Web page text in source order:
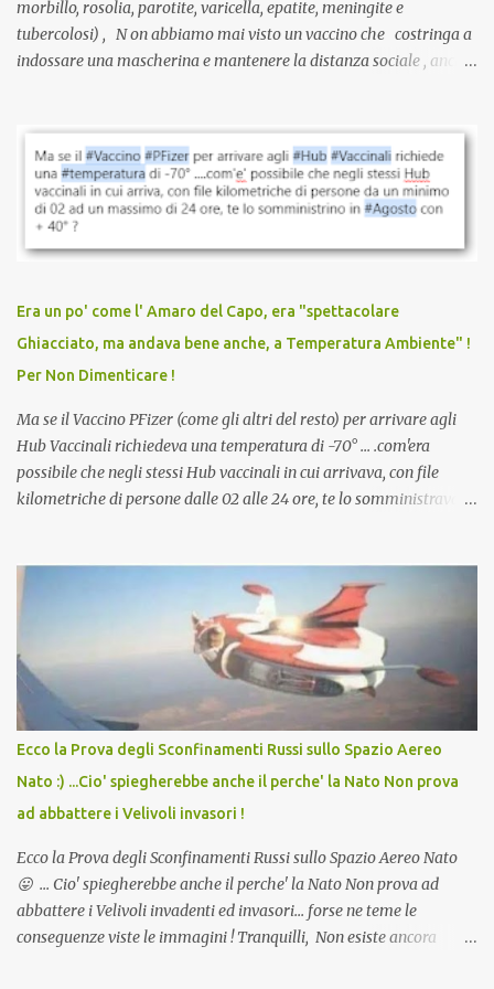
morbillo, rosolia, parotite, varicella, epatite, meningite e
tubercolosi) , N on abbiamo mai visto un vaccino che costringa a
indossare una mascherina e mantenere la distanza sociale , anche
vaccinazione. Non avevamo mai sentito parlare di ricompense,
sconti, incentivi per vaccinarsi. Non avevamo mai visto
discriminazioni per coloro che non l’hanno fatto. Se non sei stato
vaccinato, nessuno aveva prima cercato di farti sentire una
persona cattiva. Non avevamo mai visto un vaccino che minacci le
vaccino usato per minacciare i mezzi di sussistenza, il lavoro o la
scuola. Non avevamo mai visto un vaccino che permettesse a un
dodicenne di ignorare il consenso dei genitori. Dopo tutti i vaccini
che abbiamo elencato sopra...
Era un po' come l' Amaro del Capo, era "spettacolare
Ghiacciato, ma andava bene anche, a Temperatura Ambiente" !
Per Non Dimenticare !
Ma se il Vaccino PFizer (come gli altri del resto) per arrivare agli
Hub Vaccinali richiedeva una temperatura di -70° ... .com'era
possibile che negli stessi Hub vaccinali in cui arrivava, con file
kilometriche di persone dalle 02 alle 24 ore, te lo somministravano
Vaccino come: l' Amaro del Capo, era "spettacolare Ghiacciato, ma
andava bene anche, a Temperatura Ambiente"! Riproponiamo
l'articolo per NON Dimenticare!
Ecco la Prova degli Sconfinamenti Russi sullo Spazio Aereo
Nato :) ...Cio' spiegherebbe anche il perche' la Nato Non prova
ad abbattere i Velivoli invasori !
Ecco la Prova degli Sconfinamenti Russi sullo Spazio Aereo Nato
😛 ... Cio' spiegherebbe anche il perche' la Nato Non prova ad
abbattere i Velivoli invadenti ed invasori... forse ne teme le
conseguenze viste le immagini ! Tranquilli, Non esiste ancora